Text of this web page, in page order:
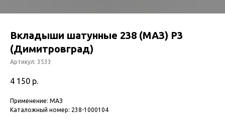
Вкладыши шатунные 238 (МАЗ) Р3
(Димитровград)
Артикул: 3533
4 150 р.
Применение: МАЗ
Каталожный номер: 238-1000104